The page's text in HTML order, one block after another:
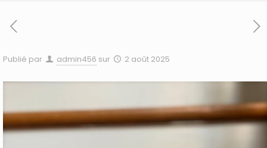
Publié par admin456 sur 2 août 2025